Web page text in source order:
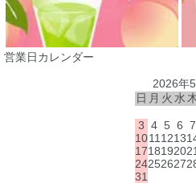
営業日カレンダー
2026年
日 月 火 水
3 4 5 6 7
1011 1213
1718192021
24252627
31